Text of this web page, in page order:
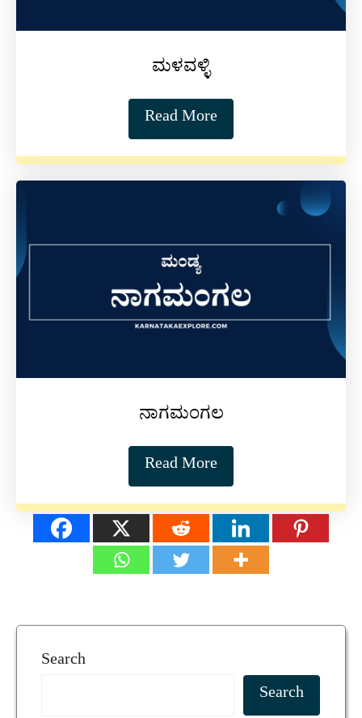
ಮಳವಳ್ಳಿ
Read More
ನಾಗಮಂಗಲ
Read More
Search
Search